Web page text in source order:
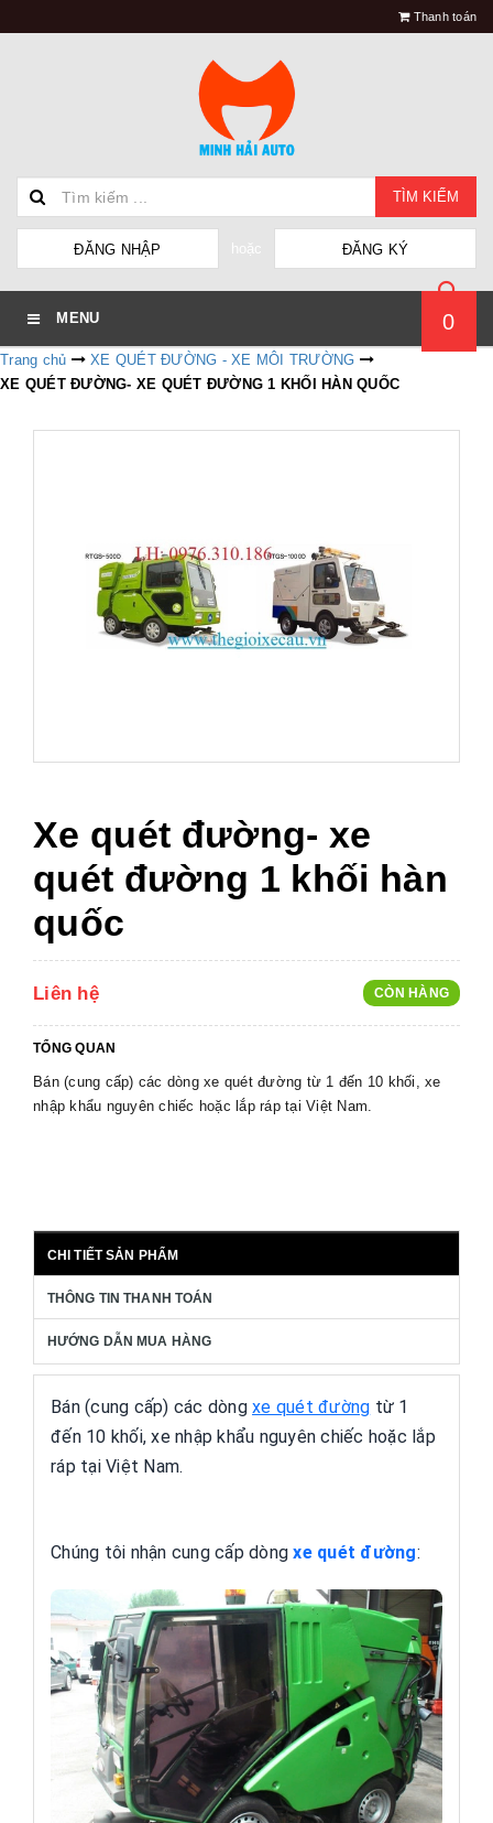
Thanh toán
TÌM KIẾM
ĐĂNG NHẬP hoặc ĐĂNG KÝ
MENU 0
Trang chủ
XE QUÉT ĐƯỜNG - XE MÔI TRƯỜNG
XE QUÉT ĐƯỜNG- XE QUÉT ĐƯỜNG 1 KHỐI HÀN QUỐC
Xe quét đường- xe
quét đường 1 khối hàn
quốc
Liên hệ CÒN HÀNG
TỔNG QUAN
Bán (cung cấp) các dòng xe quét đường từ 1 đến 10 khối, xe
nhập khẩu nguyên chiếc hoặc lắp ráp tại Việt Nam.
CHI TIẾT SẢN PHẨM
THÔNG TIN THANH TOÁN
HƯỚNG DẪN MUA HÀNG
Bán (cung cấp) các dòng xe quét đường từ 1
đến 10 khối, xe nhập khẩu nguyên chiếc hoặc lắp
ráp tại Việt Nam.
Chúng tôi nhận cung cấp dòngxe quét đường: